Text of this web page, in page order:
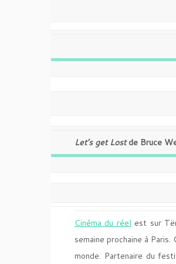
Let’s get Lostde Bruce
Cinéma du réel est sur
semaine prochaine à
monde. Partenaire du